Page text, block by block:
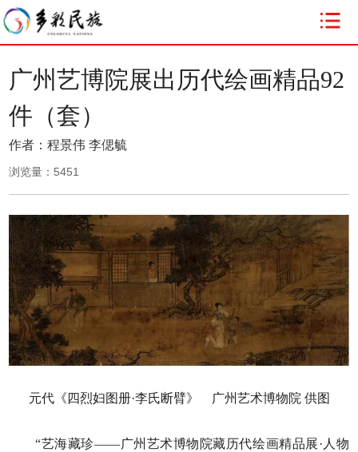
广州艺博院展出历代绘画精品92
件（套）
作者：程景伟 李偲毓
浏览量： 5451
元代《四烈妇图册·李氏断臂》 广州艺术博物院 供图
“艺海藏珍——广州艺术博物院藏历代绘画精品展·人物